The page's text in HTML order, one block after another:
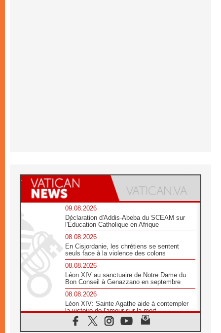
09.08.2026
Déclaration d'Addis-Abeba du SCEAM sur
l'Éducation Catholique en Afrique
08.08.2026
En Cisjordanie, les chrétiens se sentent
seuls face à la violence des colons
08.08.2026
Léon XIV au sanctuaire de Notre Dame du
Bon Conseil à Genazzano en septembre
08.08.2026
Léon XIV: Sainte Agathe aide à contempler
la victoire de l'amour sur la mort
08.08.2026